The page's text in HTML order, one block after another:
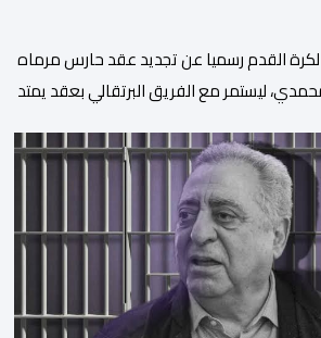
القدم رسميا عن تجديد عقد حارس مرماه
ليستمر مع الفريق البرتقالي بعقد يمتد
مصحوبا بعبارة “الرحلة مستمرة”، في
الحفاظ على ركائز الفريق والتعزيز من